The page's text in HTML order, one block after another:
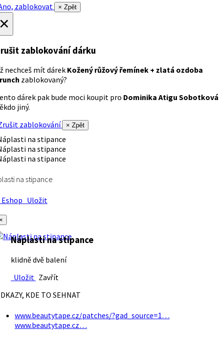
zablokovat
× Zpět
zablokování dárku
nechceš mít dárek Kožený růžový řemínek + zlatá ozdoba
zablokovaný?
dárek pak bude moci koupit pro Dominika Atigu Sobotková
jiný.
zablokování
× Zpět
na stipance
Uložit
Náplasti na stipance
klidně dvě balení
Uložit Zavřít
KDE TO SEHNAT
www.beautytape.cz/patches/?gad_source=1…
www.beautytape.cz…